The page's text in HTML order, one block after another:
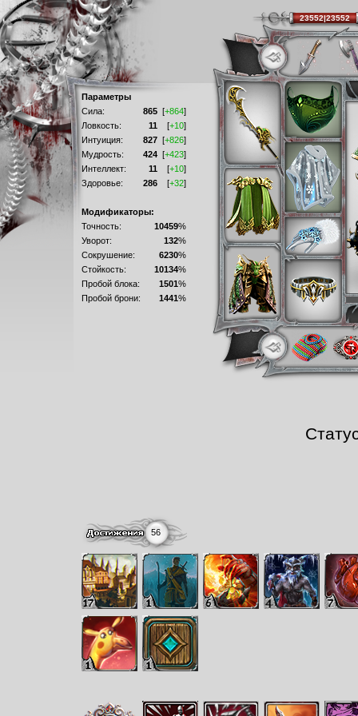
Параметры
Сила:
865 [+864]
Ловкость:
11 [+10]
Интуиция:
827 [+826]
Мудрость:
424 [+423]
Интеллект:
11 [+10]
Здоровье:
286 [+32]
Модификаторы:
Точность:
10459%
Уворот:
132%
Сокрушение:
6230%
Стойкость:
10134%
Пробой блока:
1501%
Пробой брони:
1441%
56
23552|23552